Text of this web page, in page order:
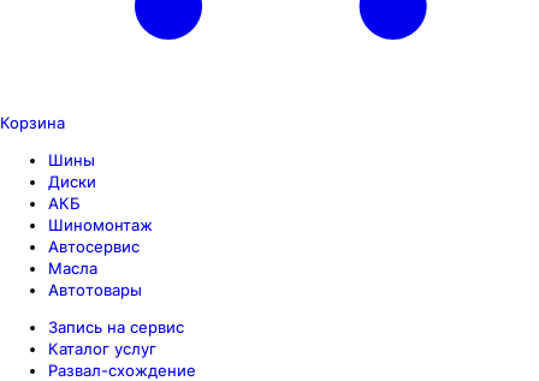
Корзина
Шины
Диски
АКБ
Шиномонтаж
Автосервис
Масла
Автотовары
Запись на сервис
Каталог услуг
Развал-схождение